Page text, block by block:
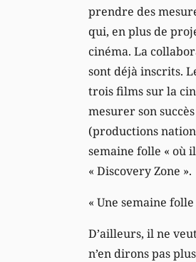
prendre des
qui, en plus de
cinéma. La
sont déjà inscrits.
trois films sur la
mesurer son
(productions
semaine folle « où
« Discovery Zone ».
« Une semaine folle
D’ailleurs, il ne
n’en dirons pas